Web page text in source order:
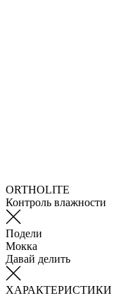
ORTHOLITE
Контроль влажности
Подели
Мокка
Давай делить
ХАРАКТЕРИСТИКИ